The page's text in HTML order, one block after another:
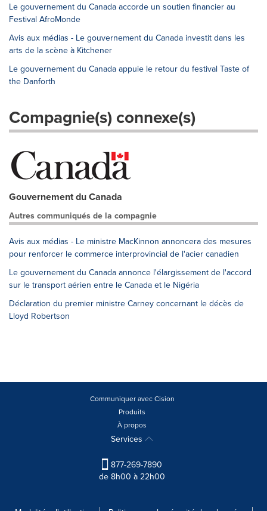
Le gouvernement du Canada accorde un soutien financier au
Festival AfroMonde
Avis aux médias - Le gouvernement du Canada investit dans les
arts de la scène à Kitchener
Le gouvernement du Canada appuie le retour du festival Taste of
the Danforth
Compagnie(s) connexe(s)
Gouvernement du Canada
Autres communiqués de la compagnie
Avis aux médias - Le ministre MacKinnon annoncera des mesures
pour renforcer le commerce interprovincial de l'acier canadien
Le gouvernement du Canada annonce l'élargissement de l'accord
sur le transport aérien entre le Canada et le Nigéria
Déclaration du premier ministre Carney concernant le décès de
Lloyd Robertson
Communiquer avec Cision
Produits
À propos
Services
877-269-7890
de 8h00 à 22h00